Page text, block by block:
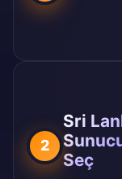
2
Sri
Seç